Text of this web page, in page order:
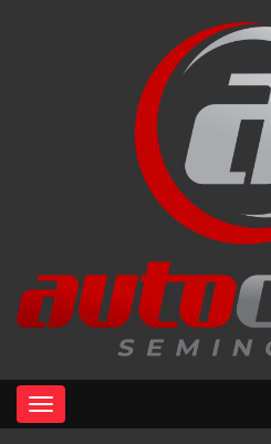
Toggle navigation